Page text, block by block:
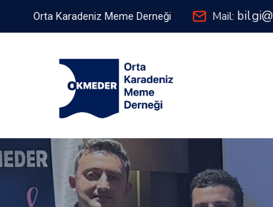
Orta Karadeniz Meme Derneği Mail: